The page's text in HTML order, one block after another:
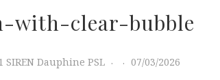
with-clear-bubble
Dauphine PSL 07/03/2026